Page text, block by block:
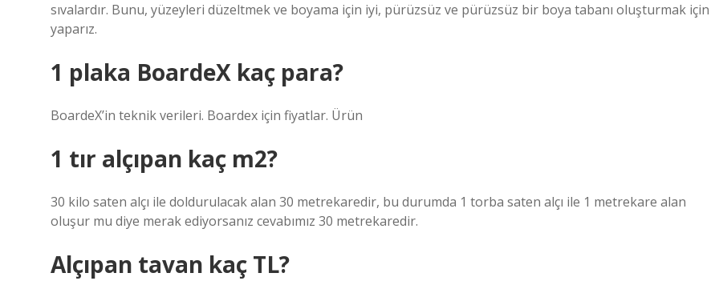
sıvalardır. Bunu, yüzeyleri düzeltmek ve boyama için iyi, pürüzsüz ve pürüzsüz bir boya tabanı oluşturmak için
yaparız.
1 plaka BoardeX kaç para?
BoardeX’in teknik verileri. Boardex için fiyatlar. Ürün
1 tır alçıpan kaç m2?
30 kilo saten alçı ile doldurulacak alan 30 metrekaredir, bu durumda 1 torba saten alçı ile 1 metrekare alan
oluşur mu diye merak ediyorsanız cevabımız 30 metrekaredir.
Alçıpan tavan kaç TL?